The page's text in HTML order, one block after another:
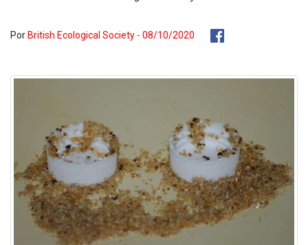
Por British Ecological Society - 08/10/2020